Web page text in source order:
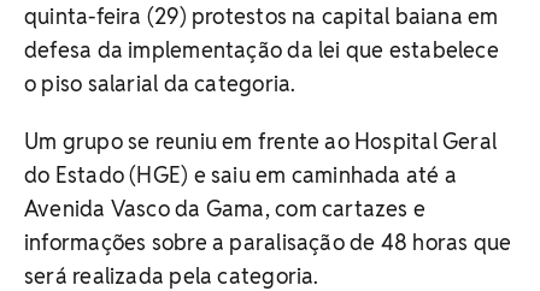
quinta-feira (29) protestos na capital baiana em
defesa da implementação da lei que estabelece
o piso salarial da categoria.
Um grupo se reuniu em frente ao Hospital Geral
do Estado (HGE) e saiu em caminhada até a
Avenida Vasco da Gama, com cartazes e
informações sobre a paralisação de 48 horas que
será realizada pela categoria.